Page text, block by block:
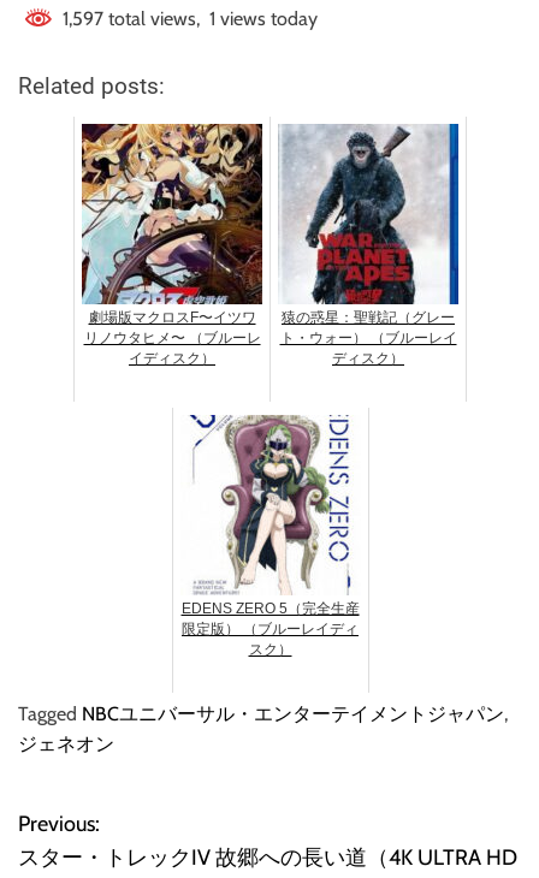
1,597 total views, 1 views today
Related posts:
劇場版マクロスF〜イツワ
リノウタヒメ〜 （ブルーレ
イディスク）
猿の惑星：聖戦記（グレー
ト・ウォー） （ブルーレイ
ディスク）
EDENS ZERO 5（完全生産
限定版） （ブルーレイディ
スク）
Tagged NBCユニバーサル・エンターテイメントジャパン,
ジェネオン
投
Previous:
スター・トレックIV 故郷への長い道（4K ULTRA HD